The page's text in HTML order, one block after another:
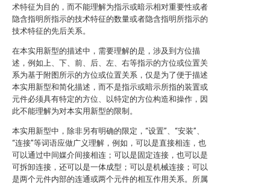
术特征为目的，而不能理解为指示或暗示相对重要性或者
隐含指明所指示的技术特征的数量或者隐含指明所指示的
技术特征的先后关系。
在本实用新型的描述中，需要理解的是，涉及到方位描
述，例如上、下、前、后、左、右等指示的方位或位置关
系为基于附图所示的方位或位置关系，仅是为了便于描述
本实用新型和简化描述，而不是指示或暗示所指的装置或
元件必须具有特定的方位、以特定的方位构造和操作，因
此不能理解为对本实用新型的限制。
本实用新型中，除非另有明确的限定，“设置”、“安装”、
“连接”等词语应做广义理解，例如，可以是直接相连，也
可以通过中间媒介间接相连；可以是固定连接，也可以是
可拆卸连接，还可以是一体成型；可以是机械连接；可以
是两个元件内部的连通或两个元件的相互作用关系。所属